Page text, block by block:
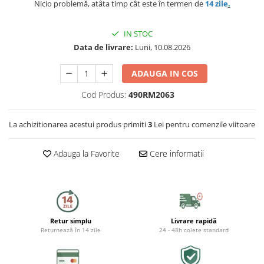
Uscatoare de par
Placi de indreptat parul
Perii de par electrice
Ondulatoare
Epilatoare
Cantare corporale
Mobilier pentru baie
Mese gradina
Case de gradina
Corturi & articole camping
Preparat bauturi
Ingrijire locuinta
Instalatii sanitare
Robineti de trecere
Robineti si accesorii calorifere
Scurgeri, sifoane, racorduri
Nicio problemă, atâta timp cât este în termen de 14 zile.
IN STOC
Data de livrare: Luni, 10.08.2026
ADAUGA IN COS
Cod Produs: 490RM2063
La achizitionarea acestui produs primiti3 Lei pentru comenzile viitoare
Adauga la Favorite Cere informatii
Retur simplu
Returnează în 14 zile
Livrare rapidă
24 - 48h colete standard